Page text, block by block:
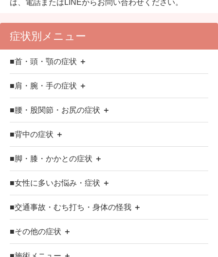
は、電話またはLINEからお問い合わせください。
症状別メニュー
■首・頭・顎の症状 ＋
■肩・腕・手の症状 ＋
■腰・股関節・お尻の症状 ＋
■背中の症状 ＋
■脚・膝・かかとの症状 ＋
■女性に多いお悩み・症状 ＋
■交通事故・むち打ち・身体の怪我 ＋
■その他の症状 ＋